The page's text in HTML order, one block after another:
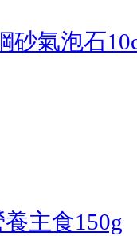
砂氣泡石
主食150g